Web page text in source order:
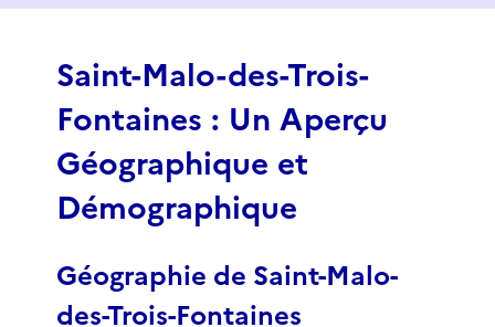
f
Saint-Malo-des-Trois-
Fontaines : Un Aperçu
Géographique et
Démographique
Géographie de Saint-Malo-
des-Trois-Fontaines